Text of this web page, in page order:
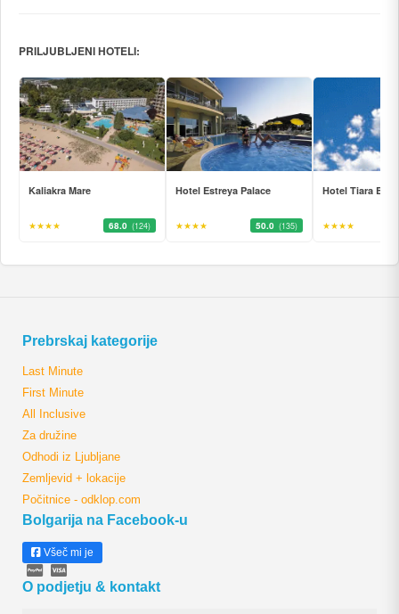
PRILJUBLJENI HOTELI:
Kaliakra Mare
★★★★ 68.0 (124)
Hotel Estreya Palace
★★★★ 50.0 (135)
Hotel Tiara
★★★★
Prebrskaj kategorije
Last Minute
First Minute
All Inclusive
Za družine
Odhodi iz Ljubljane
Zemljevid + lokacije
Počitnice - odklop.com
Bolgarija na Facebook-u
Všeč mi je
O podjetju & kontakt